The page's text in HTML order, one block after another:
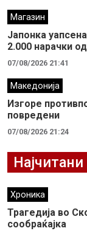
Магазин
Јапонка
2.000 нарачки
07/08/2026 21:41
Македонија
Изгоре
повредени
07/08/2026 21:24
Хроника
Трагедија во
сообраќајка